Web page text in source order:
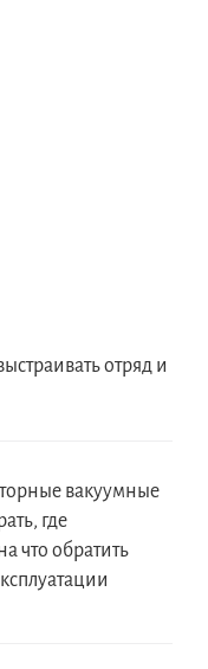
отряд и
вакуумные
где
что обратить